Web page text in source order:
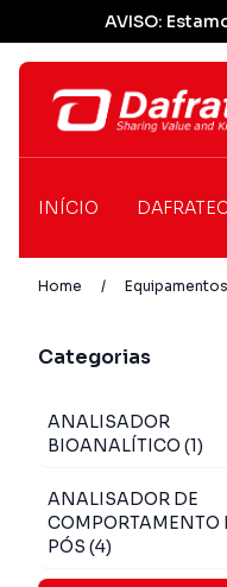
AVISO:
INÍCIO
Home /
Categorias
ANALISADOR
BIOANALÍTICO (1)
ANALISADOR DE
COMPORTAMENTO
PÓS (4)